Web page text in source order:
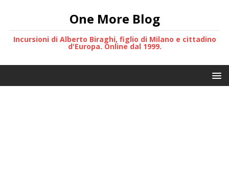
One More Blog
Incursioni di Alberto Biraghi, figlio di Milano e cittadino
d'Europa. Online dal 1999.